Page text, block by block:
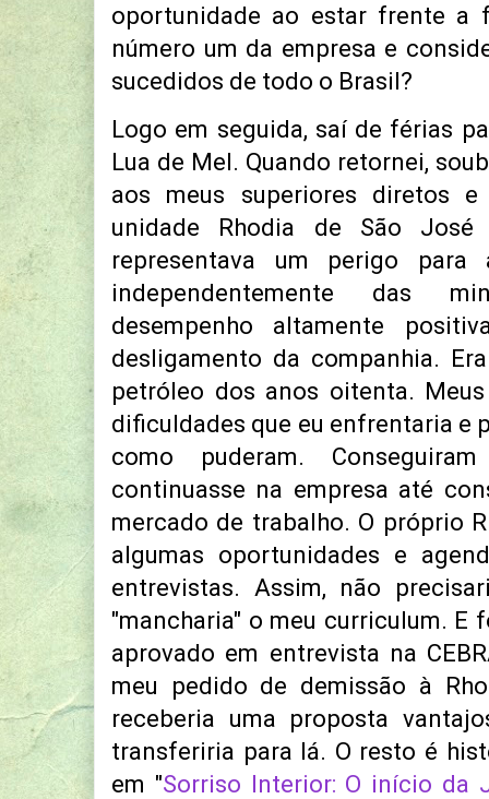
oportunidade ao estar frente a
número um da empresa e
sucedidos de todo o Brasil?
Logo em seguida, saí de férias
Lua de Mel. Quando retornei,
aos meus superiores diretos
unidade Rhodia de São
representava um perigo
independentemente das
desempenho altamente
desligamento da companhia.
petróleo dos anos oitenta.
dificuldades que eu enfrentaria e
como puderam.
continuasse na empresa até
mercado de trabalho. O próprio
algumas oportunidades e
entrevistas. Assim, não
"mancharia" o meu curriculum. E
aprovado em entrevista na
meu pedido de demissão à
receberia uma proposta
transferiria para lá. O resto é
em "Sorriso Interior: O início da